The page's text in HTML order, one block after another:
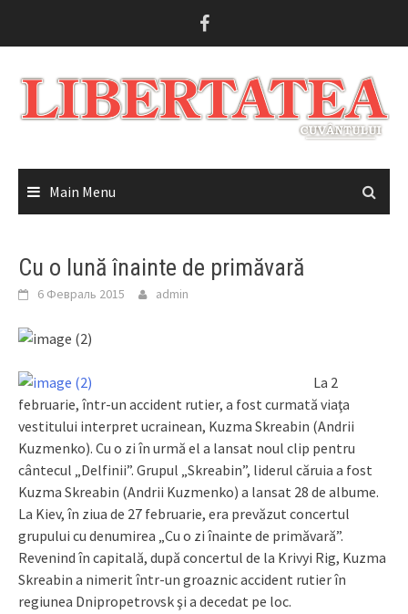
Main Menu
Cu o lună înainte de primăvară
6 Февраль 2015 admin
La 2
februarie, într-un accident rutier, a fost curmată viaţa
vestitului interpret ucrainean, Kuzma Skreabin (Andrii
Kuzmenko). Cu o zi în urmă el a lansat noul clip pentru
cântecul „Delfinii”. Grupul „Skreabin”, liderul căruia a fost
Kuzma Skreabin (Andrii Kuzmenko) a lansat 28 de albume.
La Kiev, în ziua de 27 februarie, era prevăzut concertul
grupului cu denumirea „Cu o zi înainte de primăvară”.
Revenind în capitală, după concertul de la Krivyi Rig, Kuzma
Skre­abin a nimerit într-un groaznic acci­dent rutier în
regiunea Dnipropetrovsk şi a decedat pe loc.